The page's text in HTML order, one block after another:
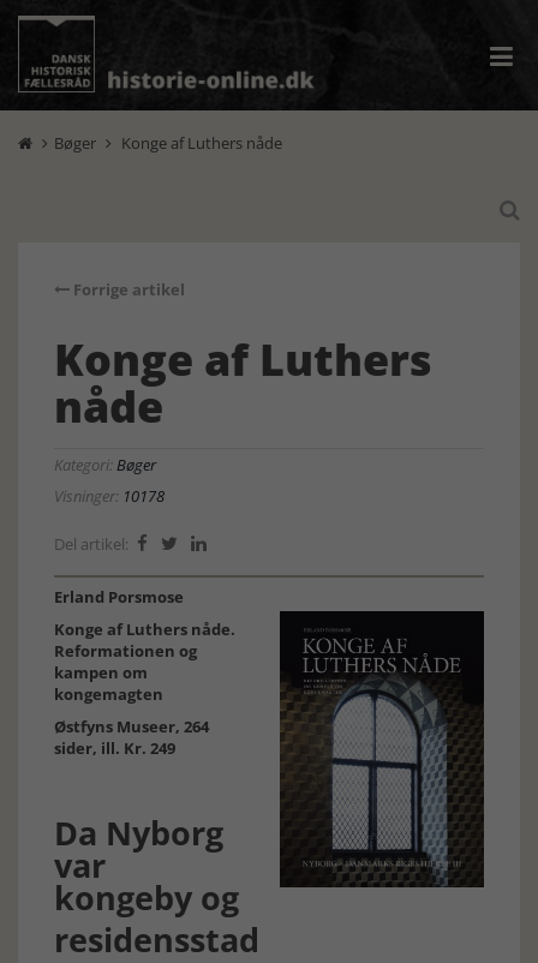
 Bøger  Konge af Luthers nåde

Forrige artikel
Konge af Luthers
nåde
Kategori:Bøger
Visninger: 10178
Del artikel:   
Erland Porsmose
Konge af Luthers nåde.
Reformationen og
kampen om
kongemagten
Østfyns Museer, 264
sider, ill. Kr. 249
Da Nyborg
var
kongeby og
residensstad